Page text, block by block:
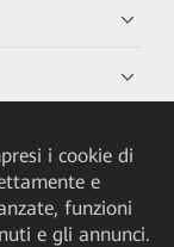
i cookie di
e
funzioni
e gli annunci.